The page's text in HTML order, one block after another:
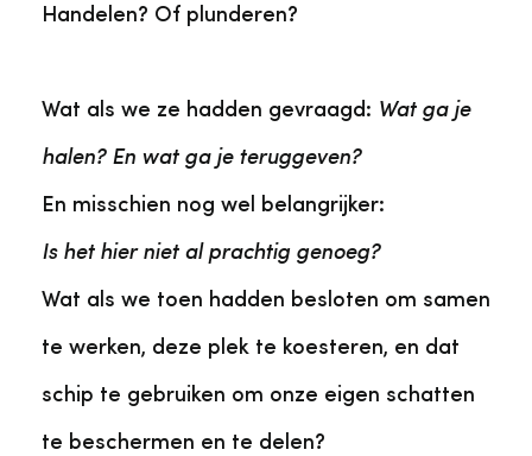
Handelen? Of plunderen?
Wat als we ze hadden gevraagd: Wat ga je
halen? En wat ga je teruggeven?
En misschien nog wel belangrijker:
Is het hier niet al prachtig genoeg?
Wat als we toen hadden besloten om samen
te werken, deze plek te koesteren, en dat
schip te gebruiken om onze eigen schatten
te beschermen en te delen?